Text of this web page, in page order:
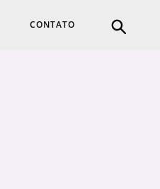
CONTATO